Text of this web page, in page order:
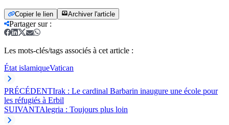
Copier le lien Archiver l'article
Partager sur:
Les mots-clés/tags associés à cet article :
État islamiqueVatican
PRÉCÉDENTIrak : Le cardinal Barbarin inaugure une école pour
les réfugiés à Erbil
SUIVANTAlegria : Toujours plus loin